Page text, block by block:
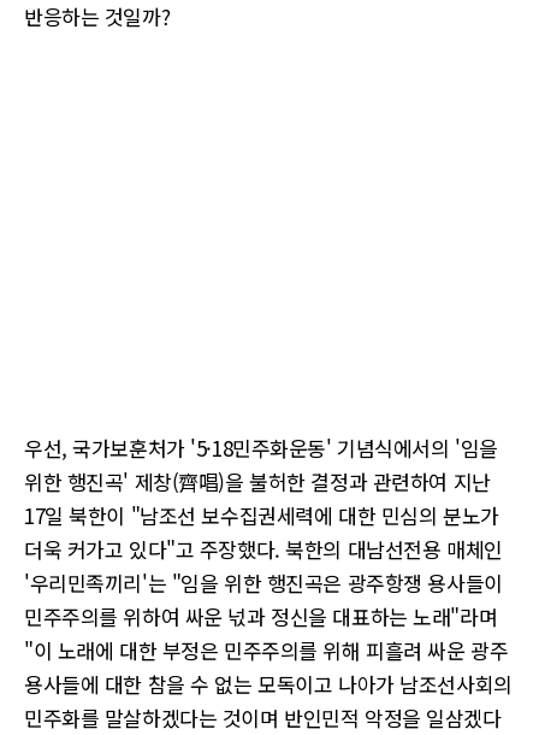
반응하는 것일까?
우선, 국가보훈처가 '5·18민주화운동' 기념식에서의 '임을
위한 행진곡' 제창(齊唱)을 불허한 결정과 관련하여 지난
17일 북한이 "남조선 보수집권세력에 대한 민심의 분노가
더욱 커가고 있다"고 주장했다. 북한의 대남선전용 매체인
'우리민족끼리'는 "임을 위한 행진곡은 광주항쟁 용사들이
민주주의를 위하여 싸운 넋과 정신을 대표하는 노래"라며
"이 노래에 대한 부정은 민주주의를 위해 피흘려 싸운 광주
용사들에 대한 참을 수 없는 모독이고 나아가 남조선사회의
민주화를 말살하겠다는 것이며 반인민적 악정을 일삼겠다